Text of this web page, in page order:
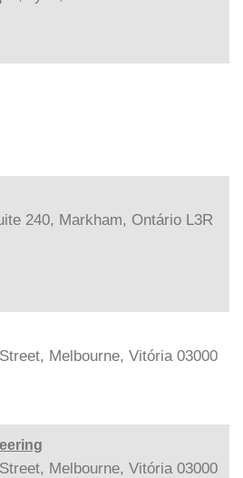
240, Markham, Ontário L3R
Melbourne, Vitória 03000
Melbourne, Vitória 03000